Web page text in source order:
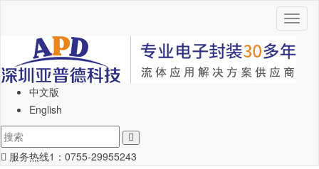
中文版
English
服务热线1： 0755-29955243